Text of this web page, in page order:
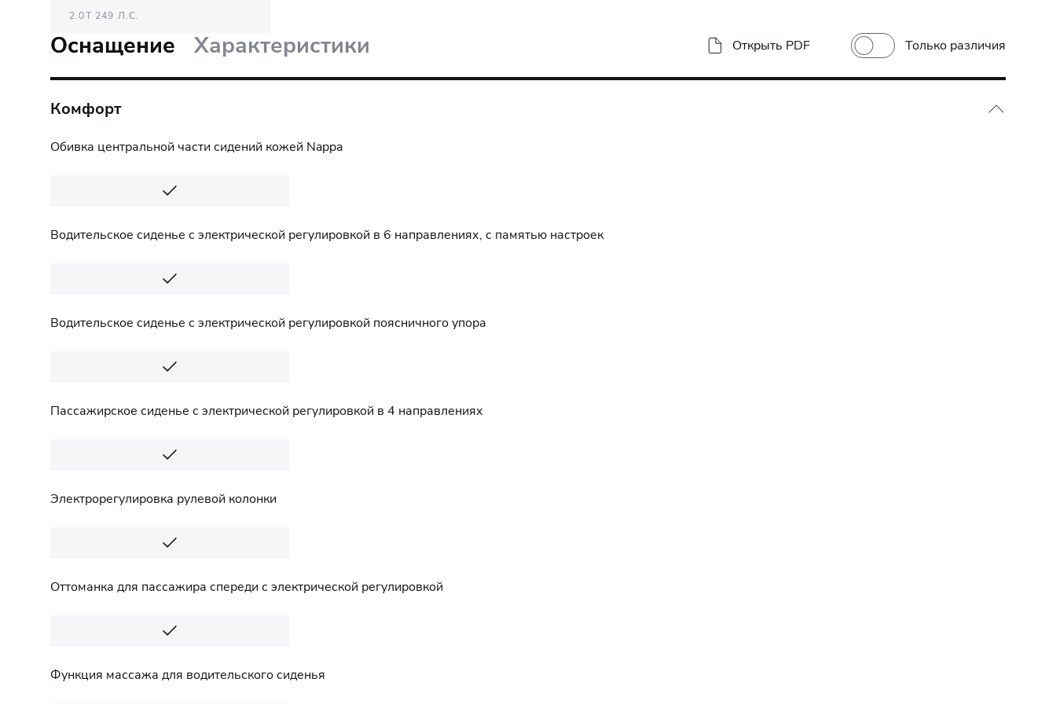
2.0T 249 Л.С.
ОТ 4 199 000 ₽
Оснащение Характеристики Открыть PDF Только различия
Комфорт
Обивка центральной части сидений кожей Nappa
Водительское сиденье с электрической регулировкой в 6 направлениях, с памятью настроек
Водительское сиденье с электрической регулировкой поясничного упора
Пассажирское сиденье с электрической регулировкой в 4 направлениях
Электрорегулировка рулевой колонки
Оттоманка для пассажира спереди с электрической регулировкой
Функция массажа для водительского сиденья